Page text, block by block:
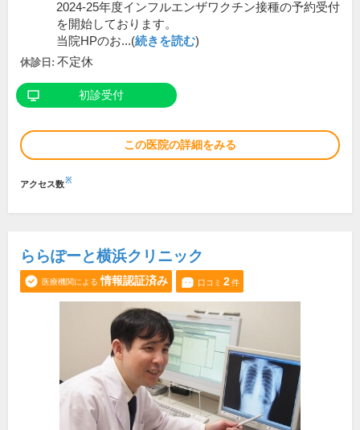
2024-25年度インフルエンザワクチン接種の予約受付
を開始しております。
当院HPのお...(続きを読む)
休診日: 不定休
初診受付
この医院の詳細をみる
アクセス数※
ららぽーと横浜クリニック
医療機関による 情報認証済み 口コミ 2件